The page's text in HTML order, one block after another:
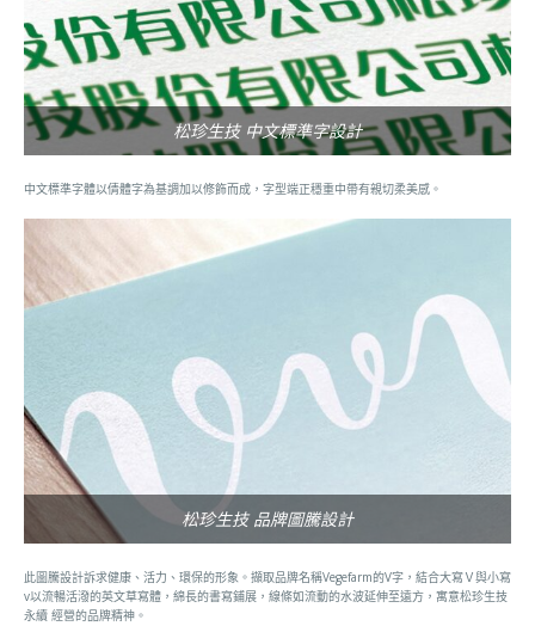
松珍生技 中文標準字設計
中文標準字體以倩體字為基調加以修飾而成，字型端正穩重中帶有親切柔美感。
松珍生技 品牌圖騰設計
此圖騰設計訴求健康、活力、環保的形象。擷取品牌名稱Vegefarm的V字，結合大寫Ｖ與小寫
v以流暢活潑的英文草寫體，綿長的書寫鋪展，線條如流動的水波延伸至遠方，寓意松珍生技
永續 經營的品牌精神。